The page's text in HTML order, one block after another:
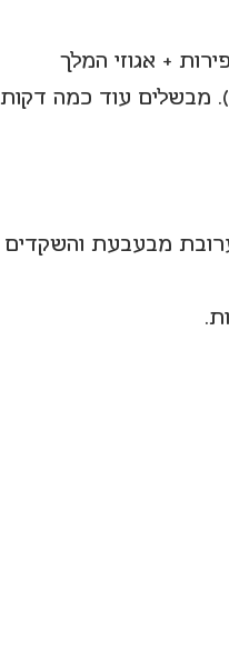
+ אגוזי המלך
מבשלים עוד כמה דקות
20-25 דקות, עד שהתערובת מבעבעת והשקדים